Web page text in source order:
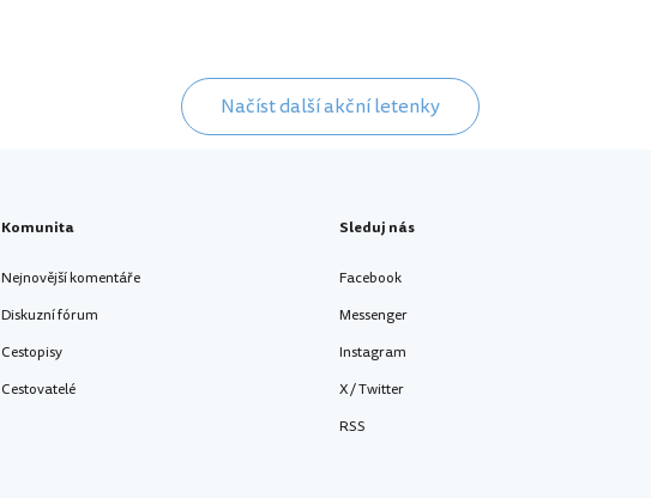
Načíst další akční letenky
Komunita
Nejnovější komentáře
Diskuzní fórum
Cestopisy
Cestovatelé
Sleduj nás
Facebook
Messenger
Instagram
X / Twitter
RSS